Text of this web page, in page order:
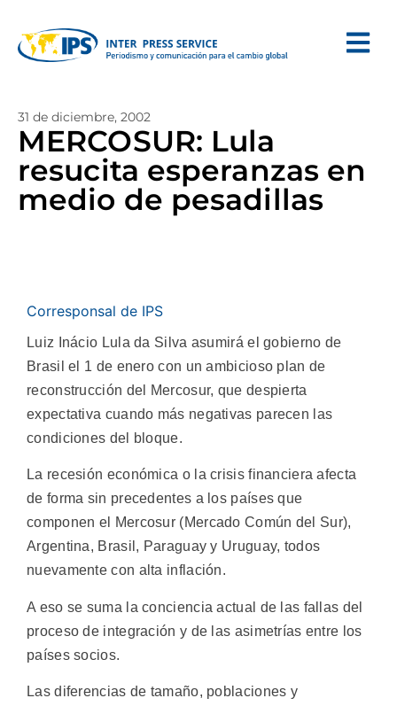
31 de diciembre, 2002
MERCOSUR: Lula
resucita esperanzas en
medio de pesadillas
Corresponsal de IPS
Luiz Inácio Lula da Silva asumirá el gobierno de
Brasil el 1 de enero con un ambicioso plan de
reconstrucción del Mercosur, que despierta
expectativa cuando más negativas parecen las
condiciones del bloque.
La recesión económica o la crisis financiera afecta
de forma sin precedentes a los países que
componen el Mercosur (Mercado Común del Sur),
Argentina, Brasil, Paraguay y Uruguay, todos
nuevamente con alta inflación.
A eso se suma la conciencia actual de las fallas del
proceso de integración y de las asimetrías entre los
países socios.
Las diferencias de tamaño, poblaciones y